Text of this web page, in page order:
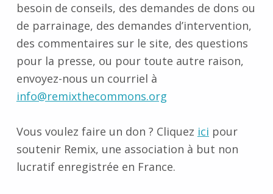
besoin de conseils, des demandes de dons ou
de parrainage, des demandes d’intervention,
des commentaires sur le site, des questions
pour la presse, ou pour toute autre raison,
envoyez-nous un courriel à
info@remixthecommons.org
Vous voulez faire un don ? Cliquez ici pour
soutenir Remix, une association à but non
lucratif enregistrée en France.